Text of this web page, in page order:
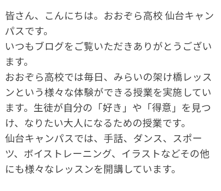
皆さん、こんにちは。おおぞら高校 仙台キャン
パスです。
いつもブログをご覧いただきありがとうござい
ます。
おおぞら高校では毎日、みらいの架け橋レッス
ンという様々な体験ができる授業を実施してい
ます。生徒が自分の「好き」や「得意」を見つ
け、なりたい大人になるための授業です。
仙台キャンパスでは、手話、ダンス、スポー
ツ、ボイストレーニング、イラストなどその他
にも様々なレッスンを開講しています。